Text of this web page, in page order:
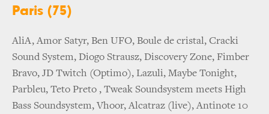
Paris (75)
AliA, Amor Satyr, Ben UFO, Boule de cristal, Cracki
Sound System, Diogo Strausz, Discovery Zone, Fimber
Bravo, JD Twitch (Optimo), Lazuli, Maybe Tonight,
Parbleu, Teto Preto , Tweak Soundsystem meets High
Bass Soundsystem, Vhoor, Alcatraz (live), Antinote 10